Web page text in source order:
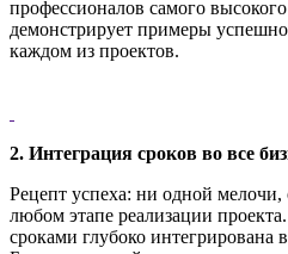
профессионалов самого
демонстрирует примеры
каждом из проектов.
2. Интеграция сроков во все
Рецепт успеха: ни одной
любом этапе реализации
сроками глубоко интегрирована